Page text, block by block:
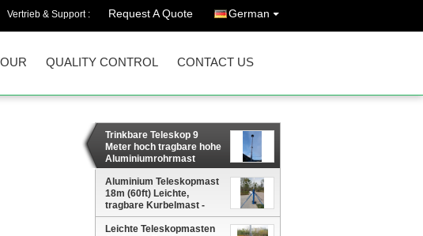
Vertrieb & Support : Request A Quote German
QUALITY CONTROL CONTACT US
Trinkbare Teleskop 9
Meter hoch tragbare hohe
Aluminiumrohrmast
Antennenturm
Aluminium Teleskopmast
18m (60ft) Leichte,
tragbare Kurbelmast -
MBS Hardware
Leichte Teleskopmasten